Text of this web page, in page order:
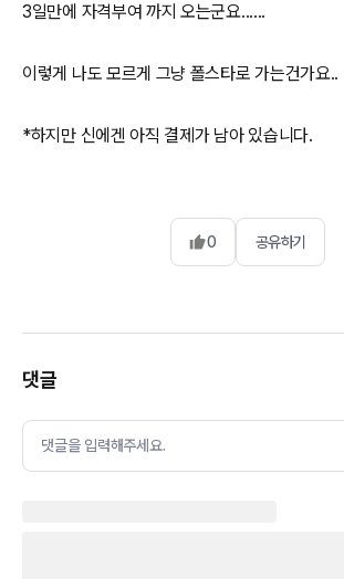
3일만에 자격부여 까지 오는군요......
이렇게 나도 모르게 그냥 폴스타로 가는건가요..
*하지만 신에겐 아직 결제가 남아 있습니다.
0 공유하기
댓글
댓글을 입력해주세요.